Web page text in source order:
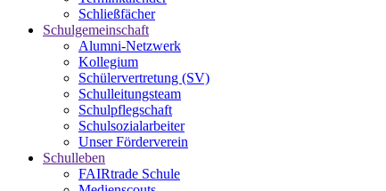
Schließfächer
Schulgemeinschaft
Alumni-Netzwerk
Kollegium
Schülervertretung (SV)
Schulleitungsteam
Schulpflegschaft
Schulsozialarbeiter
Unser Förderverein
Schulleben
FAIRtrade Schule